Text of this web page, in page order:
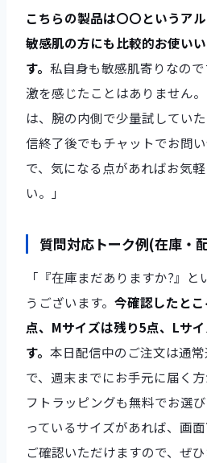
こちらの製品は〇〇というア
敏感肌の方にも比較的お使い
す。 私自身も敏感肌寄りなの
激を感じたことはありません
は、腕の内側で少量試してい
信終了後でもチャットでお問
で、気になる点があればお気
い。」
質問対応トーク例(在庫・
「『在庫まだありますか?』
うございます。 今確認したと
点、Mサイズは残り5点、Lサ
す。 本日配信中のご注文は通
で、週末までにお手元に届く
フトラッピングも無料でお選
っているサイズがあれば、画
ご確認いただけますので、ぜひ